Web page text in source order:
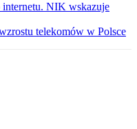
NIK wskazuje
telekomów w Polsce